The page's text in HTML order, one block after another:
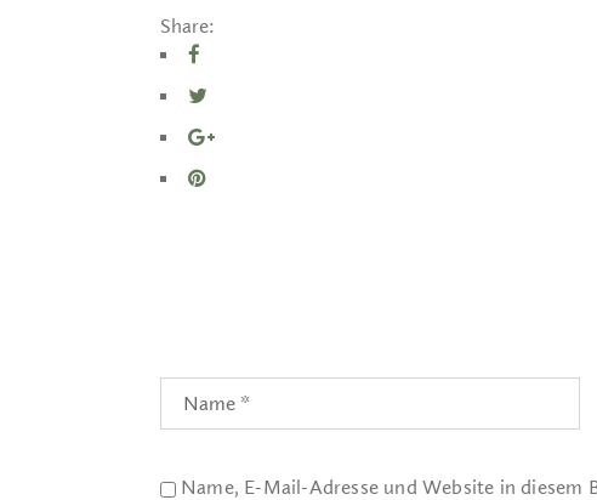
Share:
Name, E-Mail-Adresse und Website in